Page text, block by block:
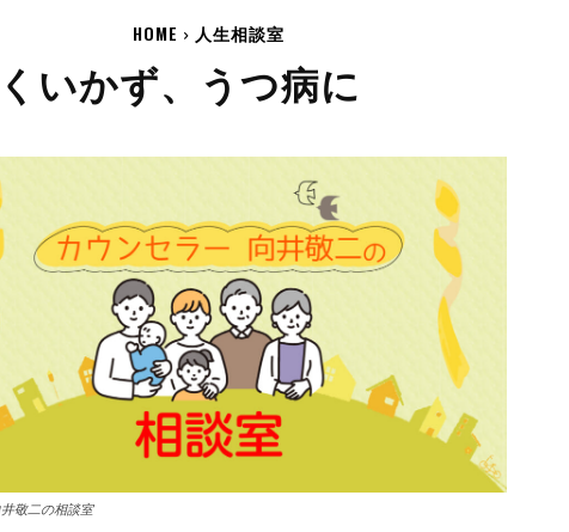
HOME 人生相談室
いかず、うつ病に
敬二の相談室